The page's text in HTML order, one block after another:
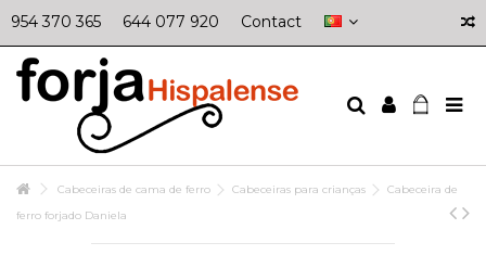
954 370 365 644 077 920 Contact
Cabeceiras de cama de ferro Cabeceiras para crianças
Cabeceira de
ferro forjado Daniela